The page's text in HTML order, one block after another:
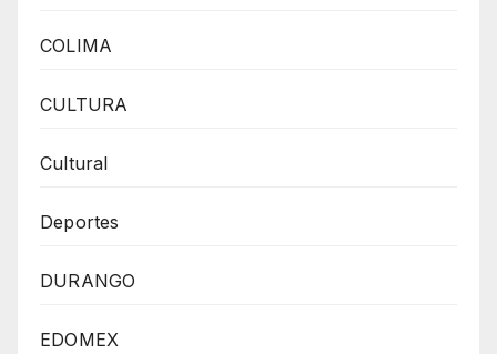
COLIMA
CULTURA
Cultural
Deportes
DURANGO
EDOMEX